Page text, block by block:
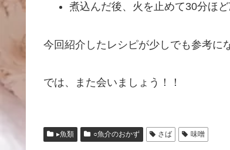
煮込んだ後、火を止めて30分ほ
今回紹介したレシピが少しでも参考に
では、また会いましょう！！
▸魚類 ○魚介のおかず さば 味噌